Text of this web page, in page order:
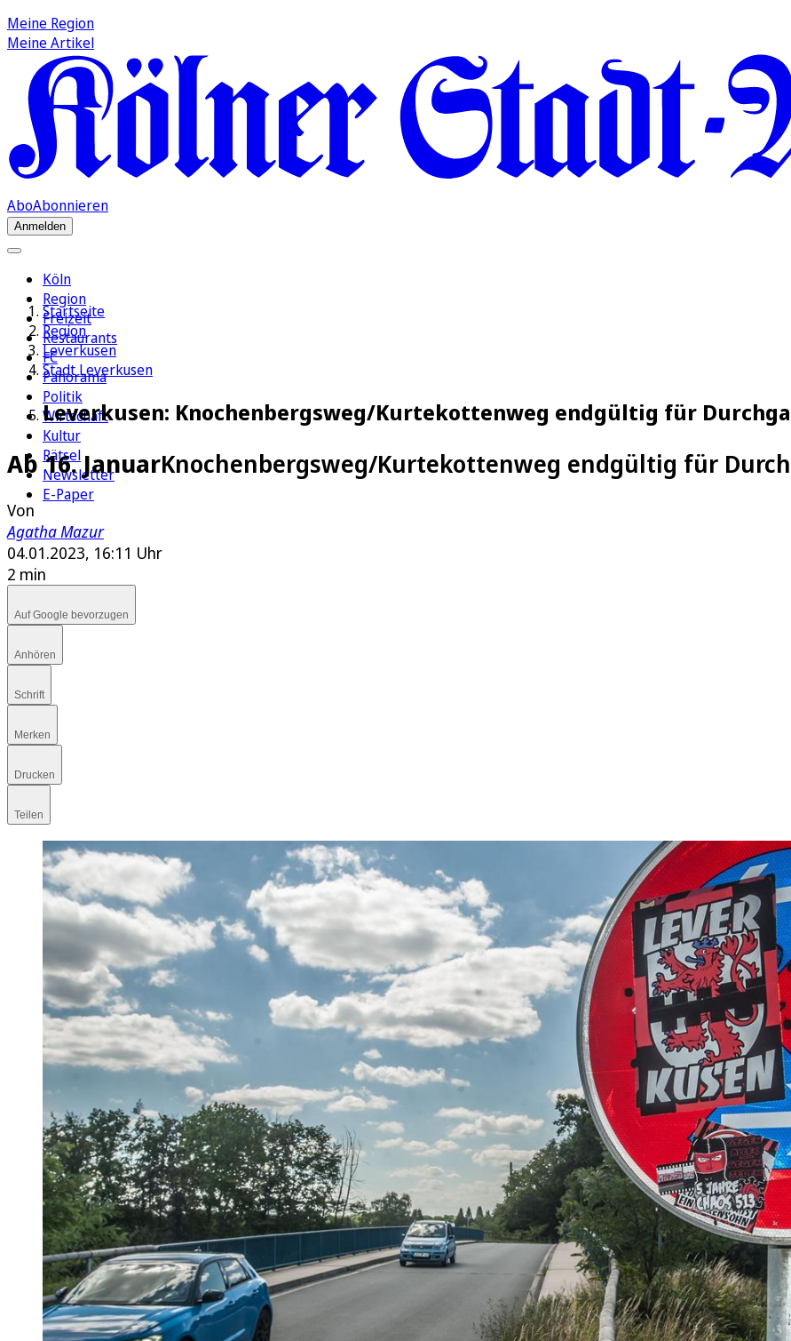
Meine Region
Meine Artikel
AboAbonnieren
Anmelden
Köln
Region
Freizeit
Restaurants
FC
Panorama
Politik
Wirtschaft
Kultur
Rätsel
Newsletter
E-Paper
Startseite
Region
Leverkusen
Stadt Leverkusen
Leverkusen: Knochenbergsweg/Kurtekottenweg endgültig für
Ab 16. JanuarKnochenbergsweg/Kurtekottenweg endgültig für
Von
Agatha Mazur
04.01.2023, 16:11 Uhr
2 min
Auf Google bevorzugen
Anhören
Schrift
Merken
Drucken
Teilen